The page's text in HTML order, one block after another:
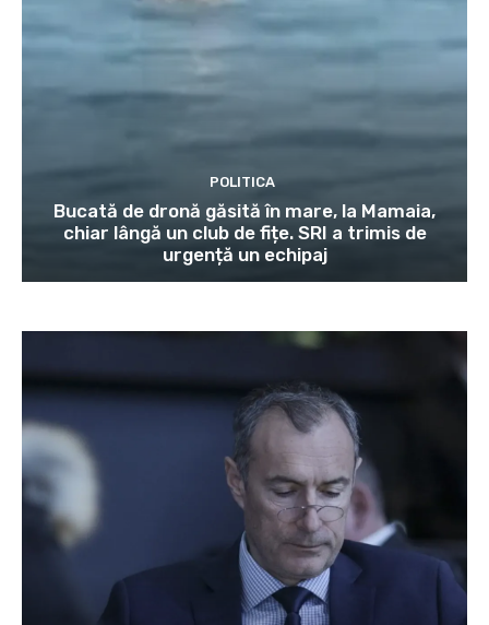
POLITICA
Bucată de dronă găsită în mare, la Mamaia,
chiar lângă un club de fițe. SRI a trimis de
urgență un echipaj